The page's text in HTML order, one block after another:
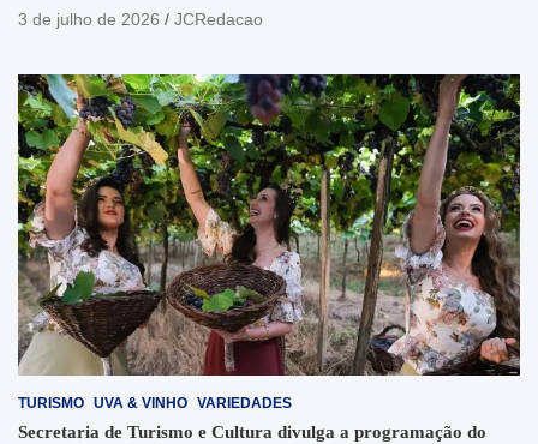
3 de julho de 2026
JCRedacao
TURISMO UVA & VINHO VARIEDADES
Secretaria de Turismo e Cultura divulga a programação do